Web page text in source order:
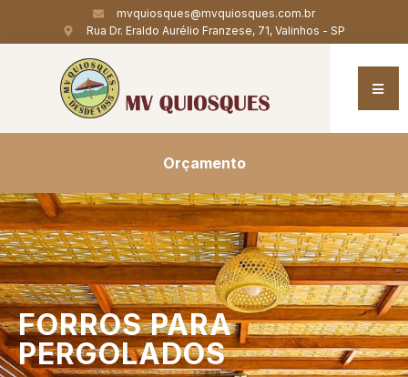
mvquiosques@mvquiosques.com.br
Rua Dr. Eraldo Aurélio Franzese, 71, Valinhos - SP
Orçamento
FORROSPARA
PERGOLADOS